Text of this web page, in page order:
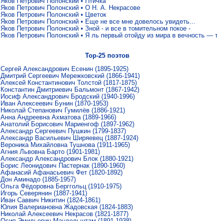
Яков Петрович Полонский • О Н. А. Некрасове
Яков Петрович Полонский • Цветок
Яков Петрович Полонский • Еще не все мне довелось увидеть...
Яков Петрович Полонский • Зной - и все в томительном покое -
Яков Петрович Полонский • Я ль первый отойду из мира в вечность —
Top-25 поэтов
Сергей Александрович Есенин (1895-1925)
Дмитрий Сергеевич Мережковский (1866-1941)
Алексей Константинович Толстой (1817-1875)
Константин Дмитриевич Бальмонт (1867-1942)
Иосиф Александрович Бродский (1940-1996)
Иван Алексеевич Бунин (1870-1953)
Николай Степанович Гумилёв (1886-1921)
Анна Андреевна Ахматова(1889-1966)
Анатолий Борисович Мариенгоф (1897-1962)
Александр Сергеевич Пушкин (1799-1837)
Александр Васильевич Ширяевец(1887-1924)
Вероника Михайловна Тушнова(1911-1965)
Агния Львовна Барто (1901-1981)
Александр Александрович Блок (1880-1921)
Борис Леонидович Пастернак (1890-1960)
Афанасий Афанасьевич Фет (1820-1892)
Дон Аминадо (1885-1957)
Ольга Фёдоровна Берггольц(1910-1975)
Игорь Северянин (1887-1941)
Иван Саввич Никитин (1824-1861)
Юлия Валериановна Жадовская (1824-1883)
Николай Алексеевич Некрасов (1821-1877)